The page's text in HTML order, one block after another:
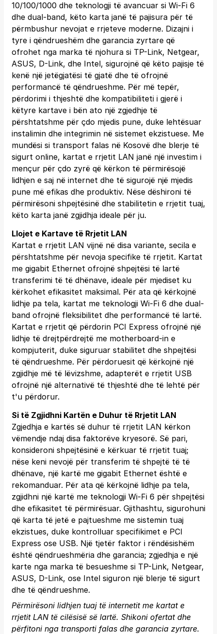
10/100/1000 dhe teknologji të avancuar si Wi-Fi 6
dhe dual-band, këto karta janë të pajisura për të
përmbushur nevojat e rrjeteve moderne. Dizajni i
tyre i qëndrueshëm dhe garancia zyrtare që
ofrohet nga marka të njohura si TP-Link, Netgear,
ASUS, D-Link, dhe Intel, sigurojnë që këto pajisje të
kenë një jetëgjatësi të gjatë dhe të ofrojnë
performancë të qëndrueshme. Për më tepër,
përdorimi i thjeshtë dhe kompatibiliteti i gjerë i
këtyre kartave i bën ato një zgjedhje të
përshtatshme për çdo mjedis pune, duke lehtësuar
instalimin dhe integrimin në sistemet ekzistuese. Me
mundësi si transport falas në Kosovë dhe blerje të
sigurt online, kartat e rrjetit LAN janë një investim i
mençur për çdo zyrë që kërkon të përmirësojë
lidhjen e saj në internet dhe të sigurojë një mjedis
pune më efikas dhe produktiv. Nëse dëshironi të
përmirësoni shpejtësinë dhe stabilitetin e rrjetit tuaj,
këto karta janë zgjidhja ideale për ju.
Llojet e Kartave të Rrjetit LAN
Kartat e rrjetit LAN vijnë në disa variante, secila e
përshtatshme për nevoja specifike të rrjetit. Kartat
me gigabit Ethernet ofrojnë shpejtësi të lartë
transferimi të të dhënave, ideale për mjediset ku
kërkohet efikasitet maksimal. Për ata që kërkojnë
lidhje pa tela, kartat me teknologji Wi-Fi 6 dhe dual-
band ofrojnë fleksibilitet dhe performancë të lartë.
Kartat e rrjetit që përdorin PCI Express ofrojnë një
lidhje të drejtpërdrejtë me motherboard-in e
kompjuterit, duke siguruar stabilitet dhe shpejtësi
të qëndrueshme. Për përdoruesit që kërkojnë një
zgjidhje më të lëvizshme, adapterët e rrjetit USB
ofrojnë një alternativë të thjeshtë dhe të lehtë për
t'u përdorur.
Si të Zgjidhni Kartën e Duhur të Rrjetit LAN
Zgjedhja e kartës së duhur të rrjetit LAN kërkon
vëmendje ndaj disa faktorëve kryesorë. Së pari,
konsideroni shpejtësinë e kërkuar të rrjetit tuaj;
nëse keni nevojë për transferim të shpejtë të të
dhënave, një kartë me gigabit Ethernet është e
rekomanduar. Për ata që kërkojnë lidhje pa tela,
zgjidhni një kartë me teknologji Wi-Fi 6 për shpejtësi
dhe efikasitet të përmirësuar. Gjithashtu, sigurohuni
që karta të jetë e pajtueshme me sistemin tuaj
ekzistues, duke kontrolluar specifikimet e PCI
Express ose USB. Një tjetër faktor i rëndësishëm
është qëndrueshmëria dhe garancia; zgjedhja e një
karte nga marka të besueshme si TP-Link, Netgear,
ASUS, D-Link, ose Intel siguron një blerje të sigurt
dhe të qëndrueshme.
Përmirësoni lidhjen tuaj të internetit me kartat e
rrjetit LAN të cilësisë së lartë. Shikoni ofertat dhe
përfitoni nga transporti falas dhe garancia zyrtare.